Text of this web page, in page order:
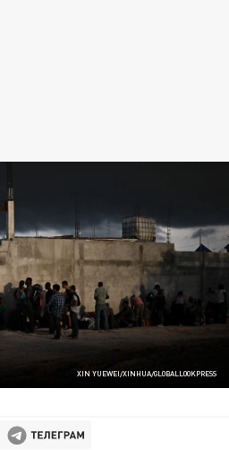
XIN YUEWEI/XINHUA/GLOBALLOOKPRESS